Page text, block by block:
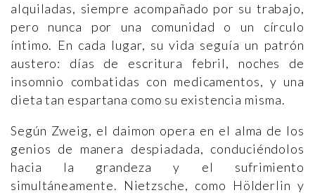
alquiladas, siempre acompañado por su trabajo,
pero nunca por una comunidad o un círculo
íntimo. En cada lugar, su vida seguía un patrón
austero: días de escritura febril, noches de
insomnio combatidas con medicamentos, y una
dieta tan espartana como su existencia misma.
Según Zweig, el daimon opera en el alma de los
genios de manera despiadada, conduciéndolos
hacia la grandeza y el sufrimiento
simultáneamente. Nietzsche, como Hölderlin y